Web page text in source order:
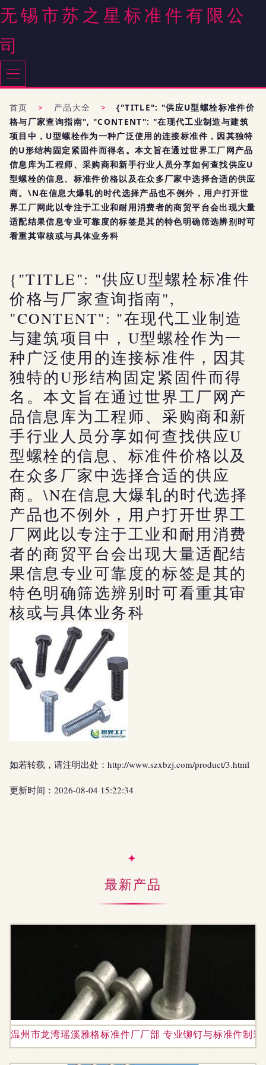
无锡市苏之星标准件有限公
司
首页 > 产品大全 >
{"TITLE": "供应U型螺栓标准件价
格与厂家查询指南", "CONTENT": "在现代工业制造与建筑
项目中，U型螺栓作为一种广泛使用的连接标准件，因其独特
的U形结构固定紧固件而得名。本文旨在通过世界工厂网产品
信息库为工程师、采购商和新手行业人员分享如何查找供应U
型螺栓的信息、标准件价格以及在众多厂家中选择合适的供应
商。\N在信息大爆轧的时代选择产品也不例外，用户打开世
界工厂网此以专注于工业和耐用消费者的商贸平台会出现大量
适配结果信息专业可靠度的标签是其的特色明确筛选辨别时可
看重其审核或与具体业务科
{"TITLE": "供应U型螺栓标准件
价格与厂家查询指南",
"CONTENT": "在现代工业制造
与建筑项目中，U型螺栓作为一
种广泛使用的连接标准件，因其
独特的U形结构固定紧固件而得
名。本文旨在通过世界工厂网产
品信息库为工程师、采购商和新
手行业人员分享如何查找供应U
型螺栓的信息、标准件价格以及
在众多厂家中选择合适的供应
商。\N在信息大爆轧的时代选择
产品也不例外，用户打开世界工
厂网此以专注于工业和耐用消费
者的商贸平台会出现大量适配结
果信息专业可靠度的标签是其的
特色明确筛选辨别时可看重其审
核或与具体业务科
如若转载，请注明出处：http://www.szxbzj.com/product/3.html
更新时间：2026-08-04 15:22:34
最新产品
温州市龙湾瑶溪雅格标准件厂厂部 专业铆钉与标准件制